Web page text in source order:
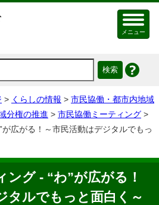
メニュー
> くらしの情報 > 市民協働・都市内地域
分権の推進 > 市民協働ミーティング >
広がる！～市民活動はデジタルでもっ
ング - “わ”が広がる！
タルでもっと面白く～